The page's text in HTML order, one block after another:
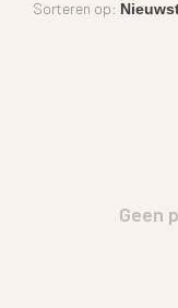
Sorteren op:
Geen